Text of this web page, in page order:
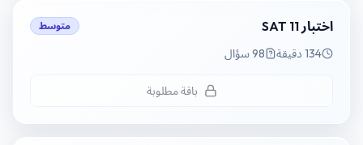
اختبار SAT 11 متوسط
134 دقيقة 98 سؤال
باقة مطلوبة